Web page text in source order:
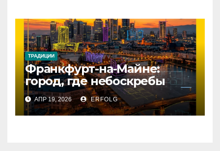
ТРАДИЦИИ
Франкфурт-на-Майне:
город, где небоскребы
встречаются с историей!
АПР 19, 2026 ERFOLG